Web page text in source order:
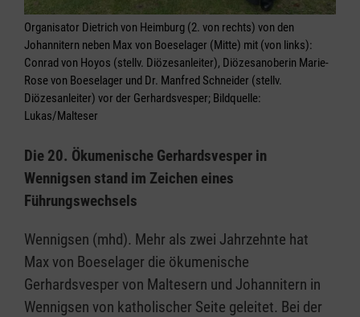
Organisator Dietrich von Heimburg (2. von rechts) von den
Johannitern neben Max von Boeselager (Mitte) mit (von links):
Conrad von Hoyos (stellv. Diözesanleiter), Diözesanoberin Marie-
Rose von Boeselager und Dr. Manfred Schneider (stellv.
Diözesanleiter) vor der Gerhardsvesper; Bildquelle:
Lukas/Malteser
Die 20. Ökumenische Gerhardsvesper in
Wennigsen stand im Zeichen eines
Führungswechsels
Wennigsen (mhd). Mehr als zwei Jahrzehnte hat
Max von Boeselager die ökumenische
Gerhardsvesper von Maltesern und Johannitern in
Wennigsen von katholischer Seite geleitet. Bei der